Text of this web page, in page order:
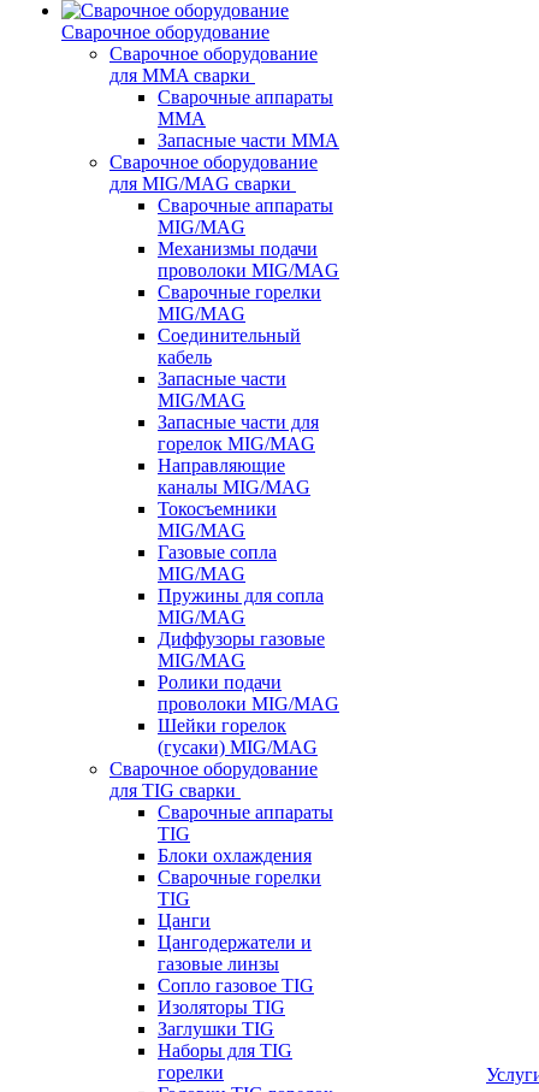
Сварочное оборудование
Сварочное оборудование
для MMA сварки
Сварочные аппараты
MMA
Запасные части MMA
Сварочное оборудование
для MIG/MAG сварки
Сварочные аппараты
MIG/MAG
Механизмы подачи
проволоки MIG/MAG
Сварочные горелки
MIG/MAG
Соединительный
кабель
Запасные части
MIG/MAG
Запасные части для
горелок MIG/MAG
Направляющие
каналы MIG/MAG
Токосъемники
MIG/MAG
Газовые сопла
MIG/MAG
Пружины для сопла
MIG/MAG
Диффузоры газовые
MIG/MAG
Ролики подачи
проволоки MIG/MAG
Шейки горелок
(гусаки) MIG/MAG
Сварочное оборудование
для TIG сварки
Сварочные аппараты
TIG
Блоки охлаждения
Сварочные горелки
TIG
Цанги
Цангодержатели и
газовые линзы
Сопло газовое TIG
Изоляторы TIG
Заглушки TIG
Наборы для TIG
горелки